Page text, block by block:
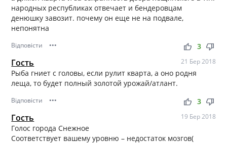
народных республиках отвечает и бендеровцам
денюшку завозит. почему он еще не на подвале,
непонятна
Відповісти ••• thumb_up thumb_down
3
Гость 21 Бер 2018
Рыба гниет с головы, если рулит кварта, а оно родня
леща, то будет полный золотой урожай/атлант.
Відповісти ••• thumb_up thumb_down
3
Гость 19 Бер 2018
Голос города Снежное
Соответствует вашему уровню – недостаток мозгов(